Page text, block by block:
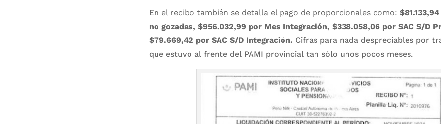
En el recibo también se detalla el pago de proporcionales como:
no gozadas, $956.032,99 por Mes Integración, $338.058,06 por SAC S/D
$79.669,42 por SAC S/D Integración. Cifras para nada despreciables por
que estuvo al frente del PAMI provincial tan sólo unos pocos meses.